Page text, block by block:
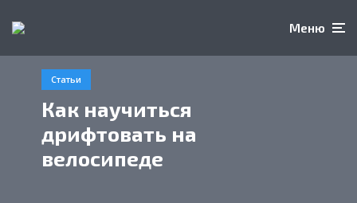
Меню
Статьи
Как научиться
дрифтовать на
велосипеде